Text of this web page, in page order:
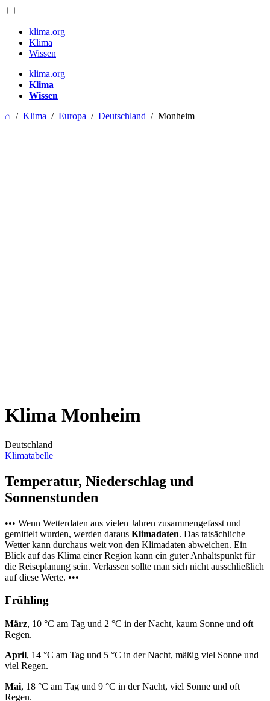
klima.org
Klima
Wissen
klima.org
Klima
Wissen
⌂ / Klima / Europa / Deutschland / Monheim
Klima Monheim
Deutschland
Klimatabelle
Temperatur, Niederschlag und
Sonnenstunden
••• Wenn Wetterdaten aus vielen Jahren zusammengefasst und
gemittelt wurden, werden daraus Klimadaten. Das tatsächliche
Wetter kann durchaus weit von den Klimadaten abweichen. Ein
Blick auf das Klima einer Region kann ein guter Anhaltspunkt für
die Reiseplanung sein. Verlassen sollte man sich nicht ausschließlich
auf diese Werte. •••
Frühling
März, 10 °C am Tag und 2 °C in der Nacht, kaum Sonne und oft
Regen.
April, 14 °C am Tag und 5 °C in der Nacht, mäßig viel Sonne und
viel Regen.
Mai, 18 °C am Tag und 9 °C in der Nacht, viel Sonne und oft
Regen.